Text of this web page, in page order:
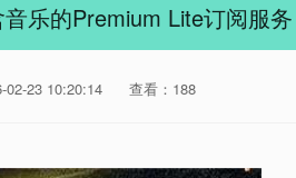
乐的Premium Lite订阅服务
02-23 10:20:14 查看：188